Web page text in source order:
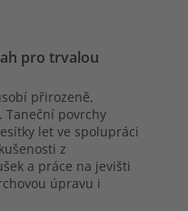
pro trvalou
přirozeně,
Taneční povrchy
let ve spolupráci
z
a práce na jevišti
úpravu i